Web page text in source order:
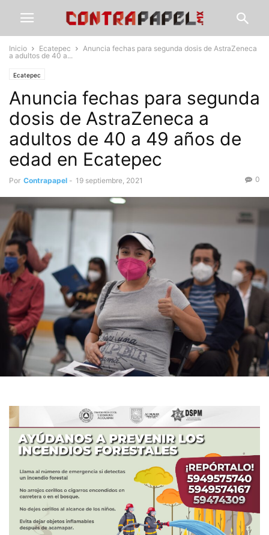
Inicio Ecatepec
Anuncia fechas para segunda dosis de AstraZeneca
a adultos de 40 a...
Ecatepec
Anuncia fechas para segunda
dosis de AstraZeneca a
adultos de 40 a 49 años de
edad en Ecatepec
Por Contrapapel - 19 septiembre, 2021 0